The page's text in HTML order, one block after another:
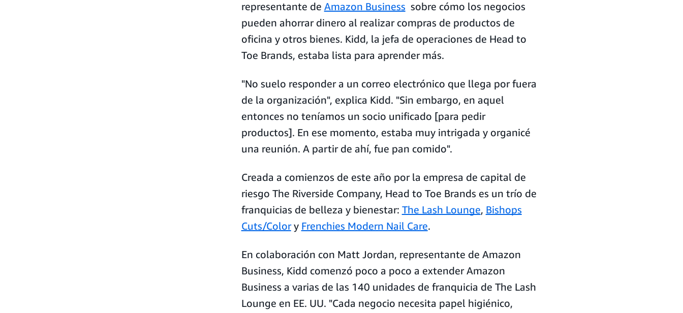
representante de Amazon Business sobre cómo los negocios
pueden ahorrar dinero al realizar compras de productos de
oficina y otros bienes. Kidd, la jefa de operaciones de Head to
Toe Brands, estaba lista para aprender más.
"No suelo responder a un correo electrónico que llega por fuera
de la organización", explica Kidd. "Sin embargo, en aquel
entonces no teníamos un socio unificado [para pedir
productos]. En ese momento, estaba muy intrigada y organicé
una reunión. A partir de ahí, fue pan comido".
Creada a comienzos de este año por la empresa de capital de
riesgo The Riverside Company, Head to Toe Brands es un trío de
franquicias de belleza y bienestar: The Lash Lounge, Bishops
Cuts/Colory Frenchies Modern Nail Care.
En colaboración con Matt Jordan, representante de Amazon
Business, Kidd comenzó poco a poco a extender Amazon
Business a varias de las 140 unidades de franquicia de The Lash
Lounge en EE. UU. "Cada negocio necesita papel higiénico,